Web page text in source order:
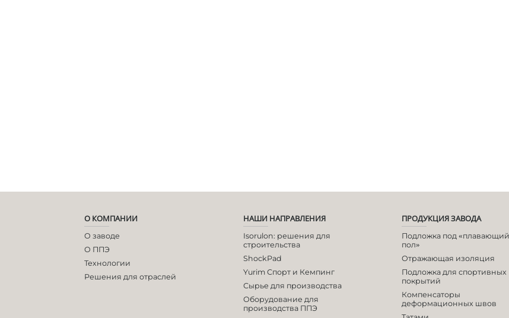
О КОМПАНИИ
О заводе
О ППЭ
Технологии
Решения для отраслей
НАШИ НАПРАВЛЕНИЯ
Isorulon: решения для
строительства
ShockPad
Yurim Спорт и Кемпинг
Сырье для производства
Оборудование для
производства ППЭ
ПРОДУКЦИЯ ЗАВОДА
Подложка под «плавающий
пол»
Отражающая изоляция
Подложка для спортивных
покрытий
Компенсаторы
деформационных швов
конфиденциальности
Отправить